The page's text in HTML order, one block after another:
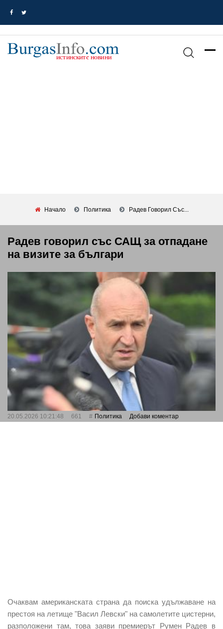
Начало Политика Радев Говорил Със...
Радев говорил със САЩ за отпадане
на визите за българи
20.05.2026 10:21:48 661 Политика Добави коментар
Очаквам американската страна да поиска удължаване на
престоя на летище "Васил Левски" на самолетите цистерни,
разположени там, това заяви премиерът Румен Радев в